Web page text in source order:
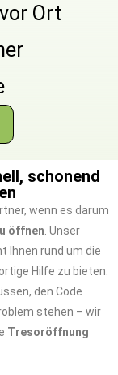
Ort
schonend
wenn es darum
öffnen . Unser
Ihnen rund um die
Hilfe zu bieten.
den Code
stehen – wir
Tresoröffnung